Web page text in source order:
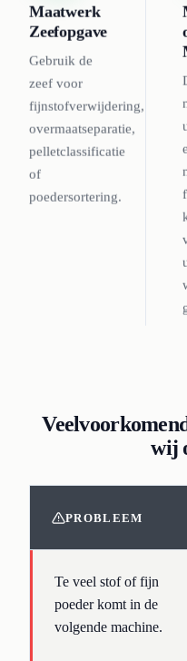
Maatwerk
Zeefopgave
Gebruik de
zeef voor
fijnstofverwijdering,
overmaatseparatie,
pelletclassificatie
of
poedersortering.
wij
PROBLEEM
Te veel stof of fijn
poeder komt in de
volgende machine.